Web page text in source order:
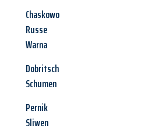
Chaskowo
Russe
Warna
Dobritsch
Schumen
Pernik
Sliwen